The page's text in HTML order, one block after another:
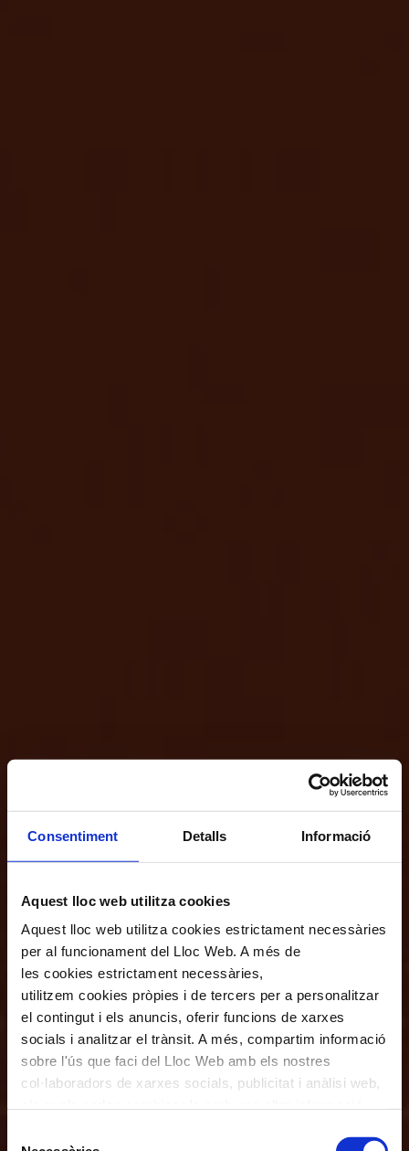
Consentiment Detalls Informació
Aquest lloc web utilitza cookies
Aquest lloc web utilitza cookies estrictament necessàries
per al funcionament del Lloc Web. A més de
les cookies estrictament necessàries,
utilitzem cookies pròpies i de tercers per a personalitzar
el contingut i els anuncis, oferir funcions de xarxes
socials i analitzar el trànsit. A més, compartim informació
sobre l'ús que faci del Lloc Web amb els nostres
col·laboradors de xarxes socials, publicitat i anàlisi web,